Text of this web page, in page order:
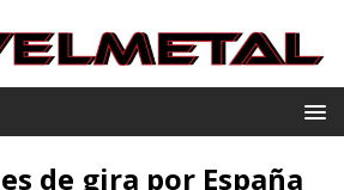
de gira por España